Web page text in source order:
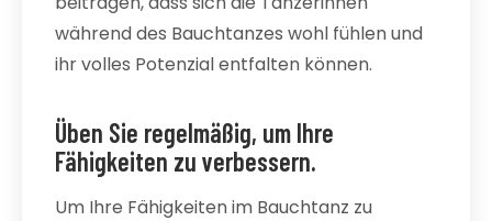
während des Bauchtanzes wohl fühlen und
ihr volles Potenzial entfalten können.
Üben Sie regelmäßig, um Ihre
Fähigkeiten zu verbessern.
Um Ihre Fähigkeiten im Bauchtanz zu